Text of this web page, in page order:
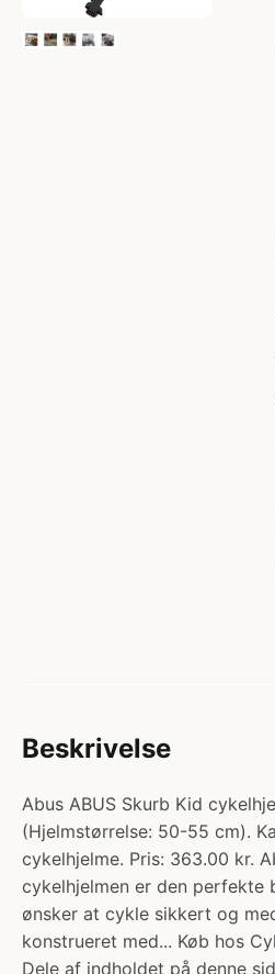
Beskrivelse
Abus ABUS Skurb Kid
(Hjelmstørrelse: 50-55 cm).
cykelhjelme. Pris: 363.00 kr.
cykelhjelmen er den perfekte
ønsker at cykle sikkert og
konstrueret med... Køb hos
Dele af indholdet på denne